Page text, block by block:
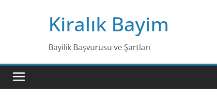
Kiralık Bayim
Bayilik Başvurusu ve Şartları